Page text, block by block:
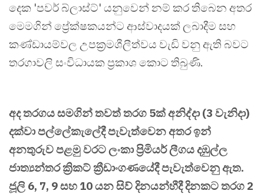
දෙක 'පවර් බ්ලාස්ට්' යනුවෙන් නම් කර තිබෙන අතර
මෙමගින් ප්‍රේක්ෂකයන්ට ආස්වාදයක් ලබාදීම සහ
කණ්ඩායම්වල උපක්‍රමශීලීත්වය වැඩි වනු ඇති බවට
තරගාවලි සංවිධායක ප්‍රකාශ කොට තිබුණි.
අද තරගය සමගින් තවත් තරග 5ක් අනිද්දා (3 වැනිදා)
දක්වා පල්ලේකැලේදී පැවැත්වෙන අතර ඉන්
අනතුරුව පළමු වරට ලංකා ප්‍රිමියර් ලීගය දඹුල්ල
ජාත්‍යන්තර ක්‍රිකට් ක්‍රීඩාංගණයේදී පැවැත්වෙනු ඇත.
ජූලි 6, 7, 9 සහ 10 යන සිව් දිනයන්හීදී දිනකට තරග 2